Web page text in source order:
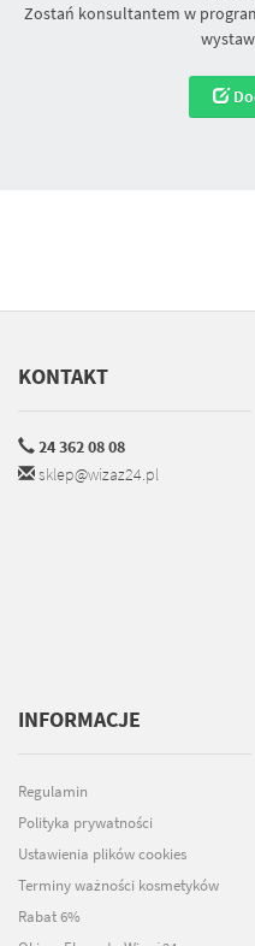
Zostań konsultantem w
KONTAKT
24 362 08 08
sklep@wizaz24.pl
INFORMACJE
Regulamin
Polityka prywatności
Ustawienia plików cookies
Terminy ważności kosmetyków
Rabat 6%